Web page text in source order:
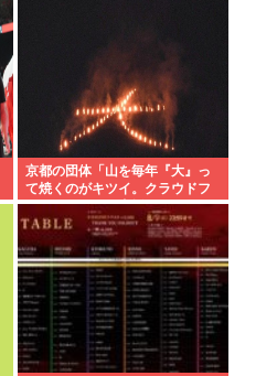
京都の団体「山を毎年『大』っ
て焼くのがキツイ。クラウドフ
ァンディングで支援してくださ
い」